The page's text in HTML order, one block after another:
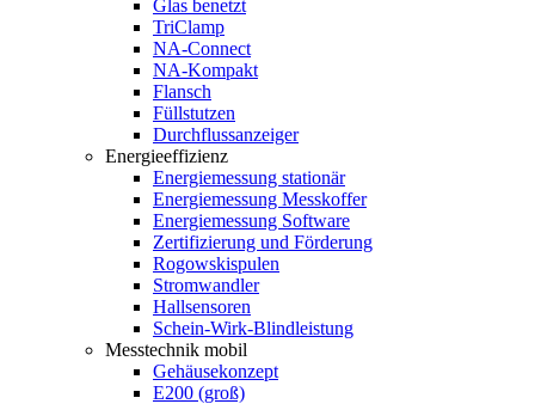
Glas benetzt
TriClamp
NA-Connect
NA-Kompakt
Flansch
Füllstutzen
Durchflussanzeiger
Energieeffizienz
Energiemessung stationär
Energiemessung Messkoffer
Energiemessung Software
Zertifizierung und Förderung
Rogowskispulen
Stromwandler
Hallsensoren
Schein-Wirk-Blindleistung
Messtechnik mobil
Gehäusekonzept
E200 (groß)